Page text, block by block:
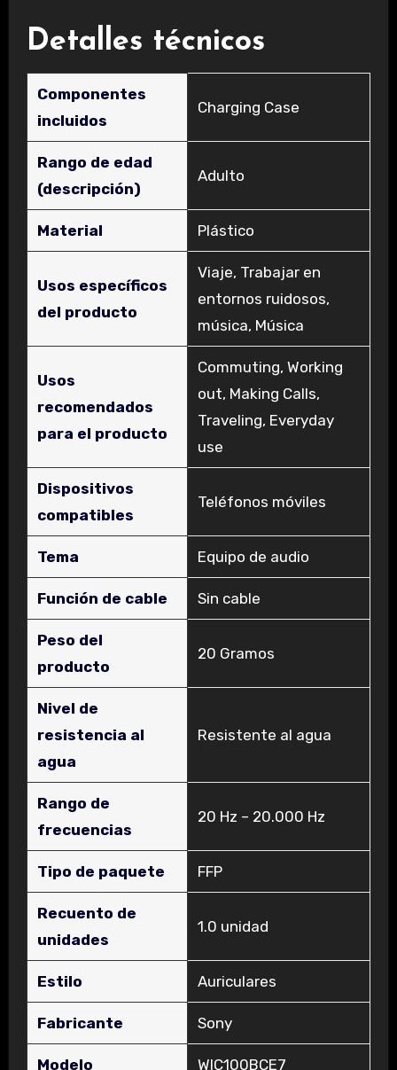
Detalles técnicos
Componentes
incluidos
‎Charging Case
Rango de edad
(descripción)
‎Adulto
Material ‎Plástico
Usos específicos
del producto
‎Viaje, Trabajar en
entornos ruidosos,
música, Música
Usos
recomendados
para el producto
‎Commuting, Working
out, Making Calls,
Traveling, Everyday
use
Dispositivos
compatibles
‎Teléfonos móviles
Tema ‎Equipo de audio
Función de cable ‎Sin cable
Peso del
producto
‎20 Gramos
Nivel de
resistencia al
agua
‎Resistente al agua
Rango de
frecuencias
‎20 Hz – 20.000 Hz
Tipo de paquete ‎FFP
Recuento de
unidades
‎1.0 unidad
Estilo ‎Auriculares
Fabricante ‎Sony
Modelo ‎WIC100BCE7